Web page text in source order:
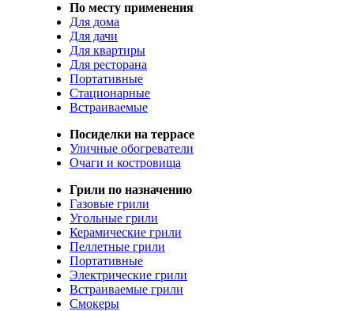
По месту применения
Для дома
Для дачи
Для квартиры
Для ресторана
Портативные
Стационарные
Встраиваемые
Посиделки на террасе
Уличные обогреватели
Очаги и костровища
Грили по назначению
Газовые грили
Угольные грили
Керамические грили
Пеллетные грили
Портативные
Электрические грили
Встраиваемые грили
Смокеры